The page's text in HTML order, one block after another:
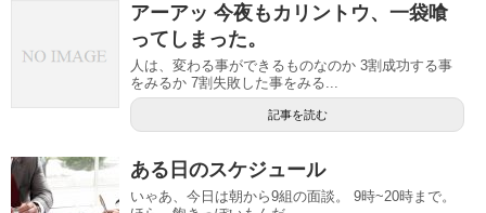
アーアッ 今夜もカリントウ、一袋喰
ってしまった。
人は、変わる事ができるものなのか 3割成功する事
をみるか 7割失敗した事をみる...
記事を読む
ある日のスケジュール
いゃあ、今日は朝から9組の面談。 9時~20時まで。